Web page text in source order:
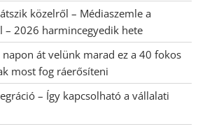
közelről – Médiaszemle a
– 2026 harmincegyedik hete
át velünk marad ez a 40 fokos
most fog ráerősíteni
– Így kapcsolható a vállalati